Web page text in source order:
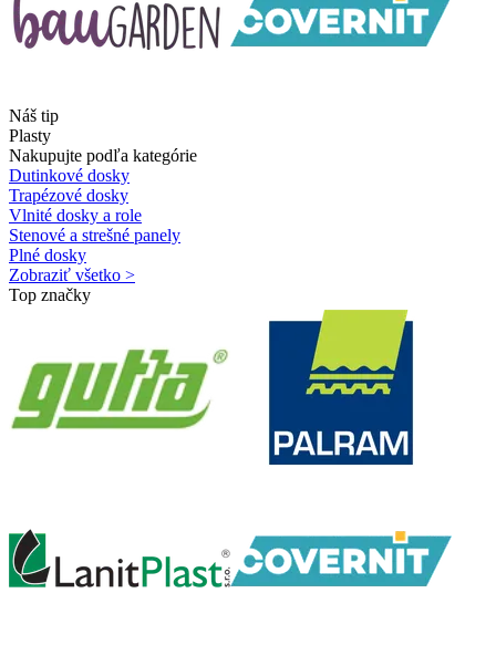
Náš tip
Plasty
Nakupujte podľa kategórie
Dutinkové dosky
Trapézové dosky
Vlnité dosky a role
Stenové a strešné panely
Plné dosky
Zobraziť všetko >
Top značky